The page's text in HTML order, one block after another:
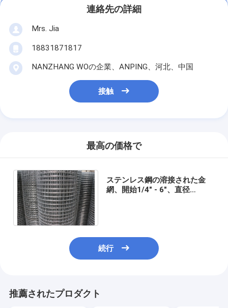
連絡先の詳細
Mrs. Jia
18831871817
NANZHANG WOの企業、ANPING、河北、中国
接触
最高の価格で
ステンレス鋼の溶接された金
網、開始1/4" - 6"、直径
続行
推薦されたプロダクト